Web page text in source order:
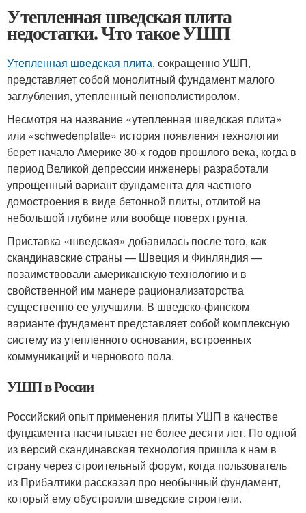
Утепленная шведская плита
недостатки. Что такое УШП
Утепленная шведская плита, сокращенно УШП,
представляет собой монолитный фундамент малого
заглубления, утепленный пенополистиролом.
Несмотря на название «утепленная шведская плита»
или «schwedenplatte» история появления технологии
берет начало Америке 30-х годов прошлого века, когда в
период Великой депрессии инженеры разработали
упрощенный вариант фундамента для частного
домостроения в виде бетонной плиты, отлитой на
небольшой глубине или вообще поверх грунта.
Приставка «шведская» добавилась после того, как
скандинавские страны — Швеция и Финляндия —
позаимствовали американскую технологию и в
свойственной им манере рационализаторства
существенно ее улучшили. В шведско-финском
варианте фундамент представляет собой комплексную
систему из утепленного основания, встроенных
коммуникаций и чернового пола.
УШП в России
Российский опыт применения плиты УШП в качестве
фундамента насчитывает не более десяти лет. По одной
из версий скандинавская технология пришла к нам в
страну через строительный форум, когда пользователь
из Прибалтики рассказал про необычный фундамент,
который ему обустроили шведские строители.